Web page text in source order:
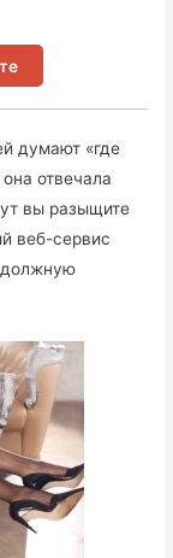
думают «где
отвечала
вы разыщите
веб-сервис
должную